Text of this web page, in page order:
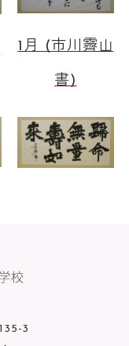
1月 (市川霽山
書)
3